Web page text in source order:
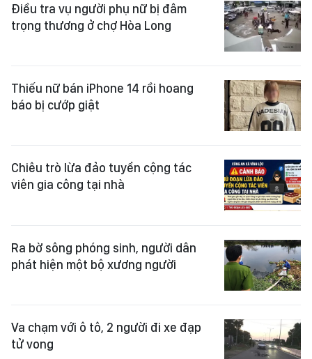
Điều tra vụ người phụ nữ bị đâm
trọng thương ở chợ Hòa Long
Thiếu nữ bán iPhone 14 rồi hoang
báo bị cướp giật
Chiêu trò lừa đảo tuyển cộng tác
viên gia công tại nhà
Ra bờ sông phóng sinh, người dân
phát hiện một bộ xương người
Va chạm với ô tô, 2 người đi xe đạp
tử vong